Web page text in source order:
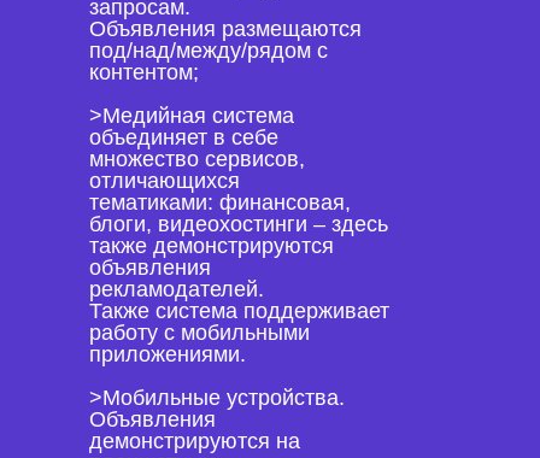
запросам.
Объявления размещаются
под/над/между/рядом с
контентом;
>Медийная система
объединяет в себе
множество сервисов,
отличающихся
тематиками: финансовая,
блоги, видеохостинги – здесь
также демонстрируются
объявления
рекламодателей.
Также система поддерживает
работу с мобильными
приложениями.
>Мобильные устройства.
Объявления
демонстрируются на